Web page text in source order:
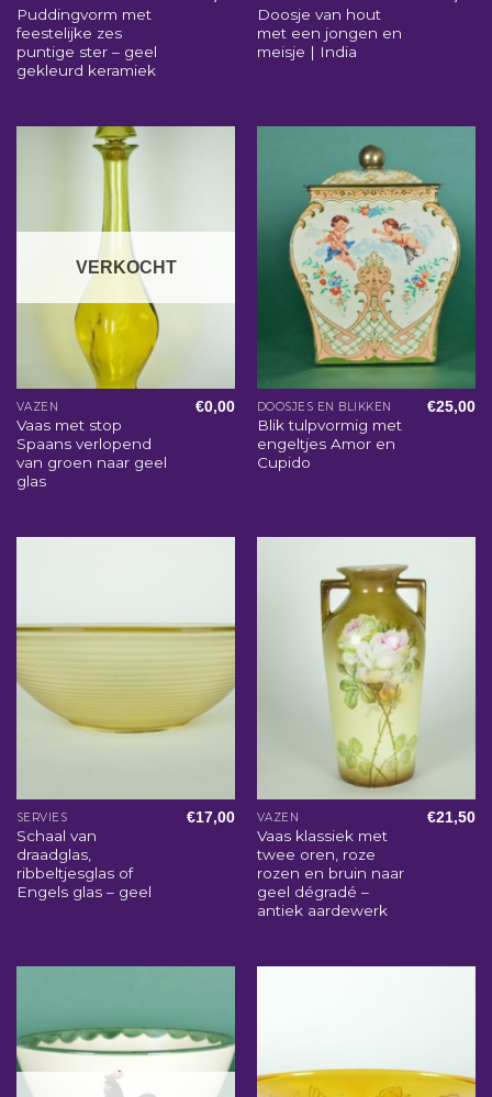
Puddingvorm met
feestelijke zes
puntige ster – geel
gekleurd keramiek
Doosje van hout
met een jongen en
meisje | India
VERKOCHT
VAZEN
Vaas met stop
Spaans verlopend
van groen naar geel
glas
€0,00 DOOSJES EN BLIKKEN
Blik tulpvormig met
engeltjes Amor en
Cupido
€25,00
SERVIES
Schaal van
draadglas,
ribbeltjesglas of
Engels glas – geel
€17,00 VAZEN
Vaas klassiek met
twee oren, roze
rozen en bruin naar
geel dégradé –
antiek aardewerk
€21,50